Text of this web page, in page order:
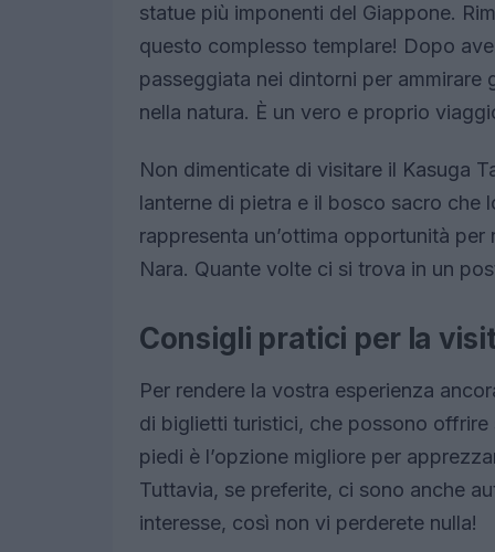
statue più imponenti del Giappone.
questo complesso templare! Dopo
passeggiata nei dintorni per ammirare
nella natura. È un vero e proprio
Non dimenticate di visitare il Kasuga
lanterne di pietra e il bosco sacro che
rappresenta un’ottima opportunità
Nara. Quante volte ci si trova in un
Consigli pratici per la
Per rendere la vostra esperienza
di biglietti turistici, che possono
piedi è l’opzione migliore per
Tuttavia, se preferite, ci sono anche
interesse, così non vi perderete nulla!